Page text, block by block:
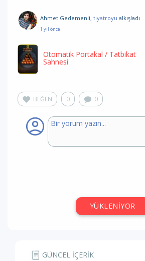
Ahmet Gedemenli, tiyatroyu alkışladı
1 yıl önce
Otomatik Portakal / Tatbikat
Sahnesi
BEĞEN 0 0
Sevgili Arsız Ölüm - Dirmit/ Tiyatro
Gayet keyifli bir oyundu. Sade bir dekor,